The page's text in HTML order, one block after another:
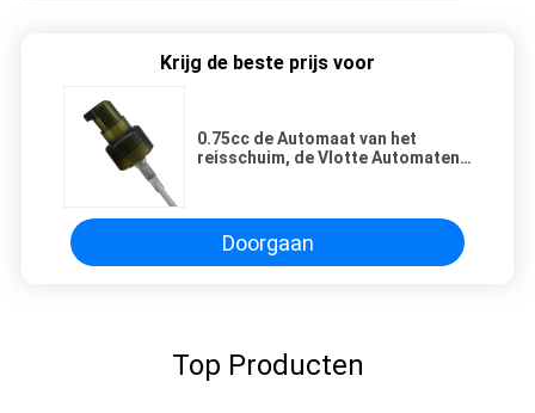
Krijg de beste prijs voor
0.75cc de Automaat van het
reisschuim, de Vlotte Automaten
Doorgaan
Top Producten